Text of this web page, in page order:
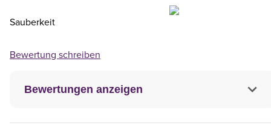
Bewertungen anzeigen
Sauberkeit
Bewertung schreiben